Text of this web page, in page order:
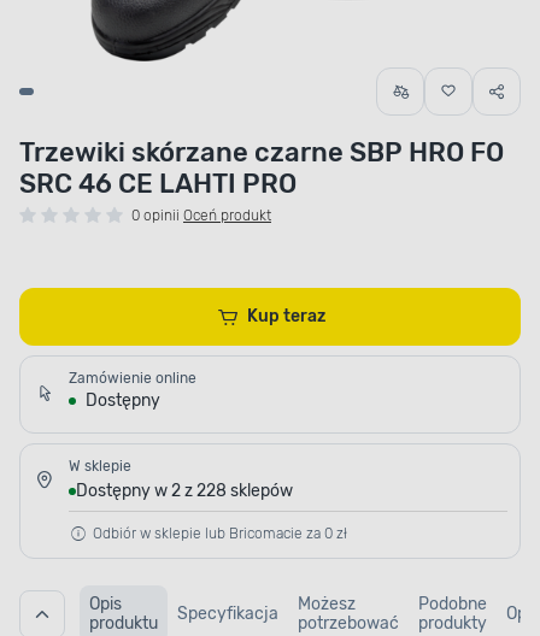
Trzewiki skórzane czarne SBP HRO FO
SRC 46 CE LAHTI PRO
0 opinii Oceń produkt
Kup teraz
Zamówienie online
Dostępny
W sklepie
Dostępny w 2 z 228 sklepów
Odbiór w sklepie lub Bricomacie za 0 zł
Opis
produktu
Specyfikacja
Możesz
potrzebować
Podobne
produkty